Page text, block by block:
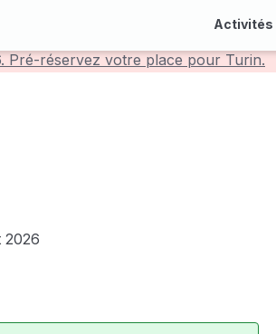
Activités
Pré-réservez votre place pour Turin.
2026